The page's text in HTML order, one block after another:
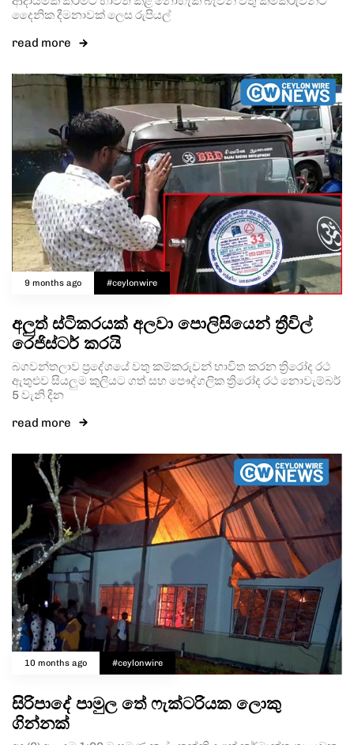
දෛනික දීමනාවක් ලෙස රුපියල්
read more
9 months ago #ceylonwire
අලුත් ස්ටිකරයක් අලවා පොලිසියෙන් ත්‍රීවිල්
රෙජිස්ටර් කරයි
බගවන්තලාව ප්‍රදේශයේ වතු කම්කරුවන් භාවිත කරන ත්‍රිරෝද රථ
ඇතුළුව සියලුම කුලියට ගත් සහ පෞද්ගලික ත්‍රිරෝද රථ නොවැම්බර්
5 වැනි දින
read more
10 months ago #ceylonwire
සිරිපාදේ පාමුල තේ ෆැක්ටරියක ලොකු
ගින්නක්